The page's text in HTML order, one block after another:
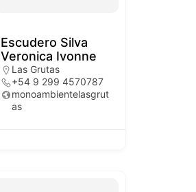
Escudero Silva
Veronica Ivonne
Las Grutas
+54 9 299 4570787
monoambientelasgrut
as